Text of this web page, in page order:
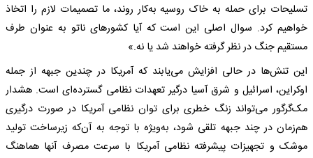
تسلیحات برای حمله به خاک روسیه به‌کار روند، ما تصمیمات لازم را اتخاذ
خواهیم کرد. سوال اصلی این است که آیا کشورهای ناتو به عنوان طرف
مستقیم جنگ در نظر گرفته خواهند شد یا نه.»
این تنش‌ها در حالی افزایش می‌یابند که آمریکا در چندین جبهه از جمله
اوکراین، اسرائیل و شرق آسیا درگیر تعهدات نظامی گسترده‌ای است. هشدار
مک‌گرگور می‌تواند زنگ خطری برای توان نظامی آمریکا در صورت درگیری
هم‌زمان در چند جبهه تلقی شود، به‌ویژه با توجه به آن‌که زیرساخت تولید
موشک و تجهیزات پیشرفته نظامی آمریکا با سرعت مصرف آنها هماهنگ